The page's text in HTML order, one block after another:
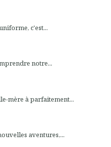
c'est...
notre...
mère à parfaitement...
aventures,...